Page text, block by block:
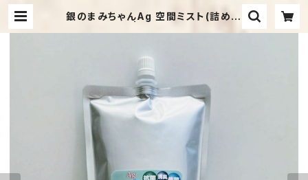
銀のまみちゃんAg 空間ミスト(詰め替